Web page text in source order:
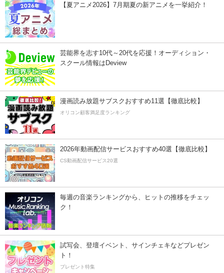
【夏アニメ2026】7月期夏の新アニメを一挙紹介！
芸能界を志す10代～20代を応援！オーディション・
スクール情報はDeview
漫画読み放題サブスクおすすめ11選【徹底比較】
オリコン顧客満足度ランキング
2026年動画配信サービスおすすめ40選【徹底比較】
CS動画配信サービス20選
毎週の音楽ランキングから、ヒットの推移をチェッ
ク！
試写会、登壇イベント、サインチェキなどプレゼン
ト！
プレゼント特集